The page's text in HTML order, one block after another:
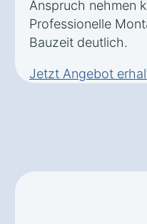
Anspruch nehmen
Professionelle
Bauzeit deutlich.
Jetzt Angebot